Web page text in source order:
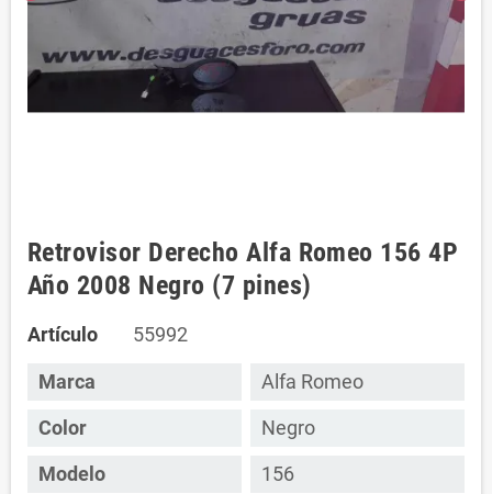
Retrovisor Derecho Alfa Romeo 156 4P
Año 2008 Negro (7 pines)
Artículo 55992
Marca
Alfa Romeo
Color
Negro
Modelo
156